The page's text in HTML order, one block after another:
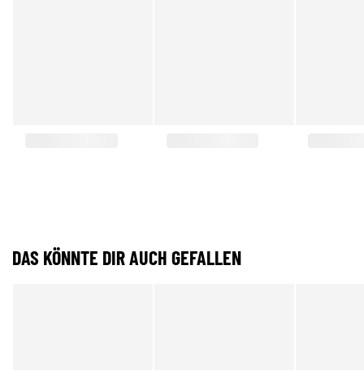
DAS KÖNNTE DIR AUCH GEFALLEN